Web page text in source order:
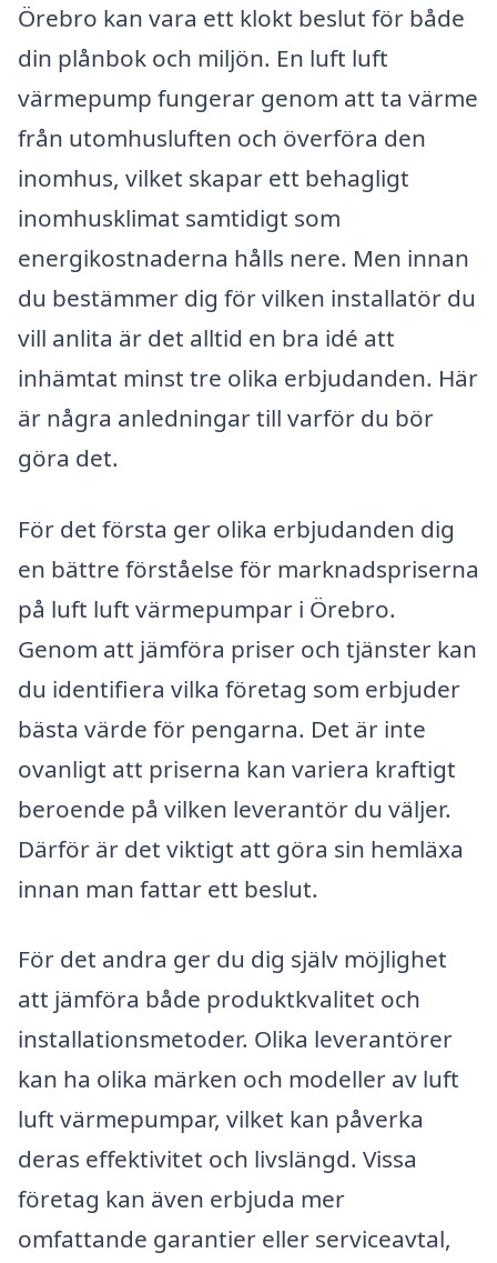
Örebro kan vara ett klokt beslut för både
din plånbok och miljön. En luft luft
värmepump fungerar genom att ta värme
från utomhusluften och överföra den
inomhus, vilket skapar ett behagligt
inomhusklimat samtidigt som
energikostnaderna hålls nere. Men innan
du bestämmer dig för vilken installatör du
vill anlita är det alltid en bra idé att
inhämtat minst tre olika erbjudanden. Här
är några anledningar till varför du bör
göra det.
För det första ger olika erbjudanden dig
en bättre förståelse för marknadspriserna
på luft luft värmepumpar i Örebro.
Genom att jämföra priser och tjänster kan
du identifiera vilka företag som erbjuder
bästa värde för pengarna. Det är inte
ovanligt att priserna kan variera kraftigt
beroende på vilken leverantör du väljer.
Därför är det viktigt att göra sin hemläxa
innan man fattar ett beslut.
För det andra ger du dig själv möjlighet
att jämföra både produktkvalitet och
installationsmetoder. Olika leverantörer
kan ha olika märken och modeller av luft
luft värmepumpar, vilket kan påverka
deras effektivitet och livslängd. Vissa
företag kan även erbjuda mer
omfattande garantier eller serviceavtal,